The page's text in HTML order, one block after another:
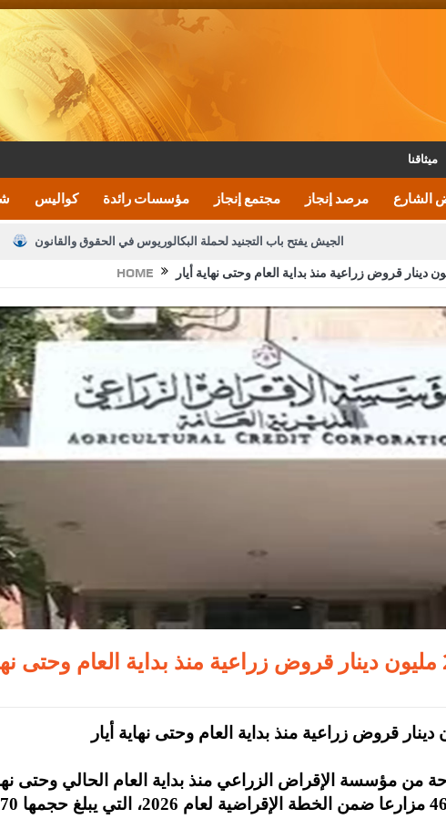
ميثاقنا
كواليس مؤسسات رائدة مجتمع إنجاز مرصد إنجاز الشارع
الجيش يفتح باب التجنيد لحملة البكالوريوس في الحقوق والقانون
بيان اجتماع عمّان:دعم حبة كبتاجون و1480 كغم مواد مخدرة
يلتقي رؤساء تحرير الصحف اليومية ويؤكد حرص مجلس النواب على شراكة فاعلة مع
دعوة الملك يلتقي مجموعة من رفاق السلاح من العاهل البحريني
HOME